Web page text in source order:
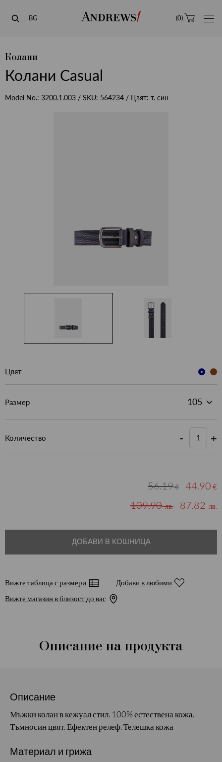
Andrews
BG (0)
Колани
Колани Casual
Model No.: 3200.1.003 / SKU: 564234 / Цвят: т. син
Цвят
Размер
Количество - +
56.19€ 44.90 €
109.90лв. 87.82 лв.
ДОБАВИ В КОШНИЦА
Вижте таблица с размери
Добави в любими
Вижте магазин в близост до вас
Описание на продукта
Описание
Мъжки колан в кежуал стил. 100% естествена кожа.
Тъмносин цвят. Ефектен релеф. Телешка кожа
Материал и грижа